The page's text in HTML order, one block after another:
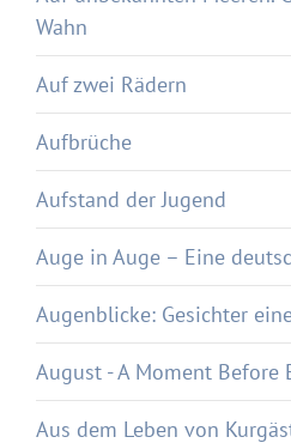
Wahn
Auf zwei Rädern
Aufbrüche
Aufstand der Jugend
Auge in Auge – Eine
Augenblicke: Gesichter
August - A Moment Before
Aus dem Leben von